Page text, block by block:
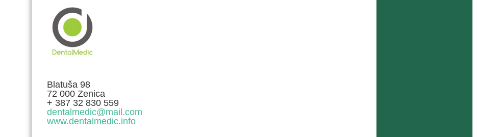
Blatuša 98
72 000 Zenica
+ 387 32 830 559
dentalmedic@mail.com
www.dentalmedic.info